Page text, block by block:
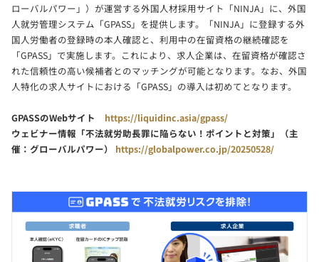
ローバルパワー」）が運営する外国人材採用サイト「NINJA」に、外国
人就労管理システム「GPASS」を提供します。「NINJA」に登録する外
国人労働者の登録時の本人確認と、利用中の在留資格の継続確認を
「GPASS」で実施します。これにより、求人企業は、在留資格が確認さ
れた信頼性の高い候補者とのマッチングが可能となります。なお、外国
人特化の求人サイトにおける「GPASS」の導入は初めてとなります。
GPASSのWebサイト https://liquidinc.asia/gpass/
ウェビナー情報「不法就労助長罪に陥らない！ポイントと対策」（主
催：グローバルパワー）
https://globalpower.co.jp/20250528/